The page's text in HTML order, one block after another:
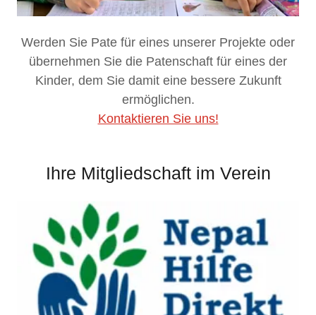
Werden Sie Pate für eines unserer Projekte oder
übernehmen Sie die Patenschaft für eines der
Kinder, dem Sie damit eine bessere Zukunft
ermöglichen.
Kontaktieren Sie uns!
Ihre Mitgliedschaft im Verein